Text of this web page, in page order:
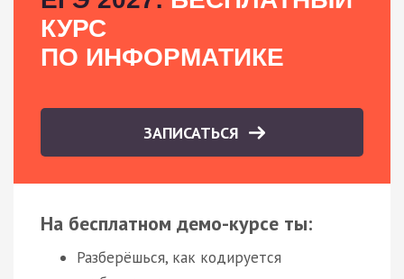
КУРС
ПО ИНФОРМАТИКЕ
ЗАПИСАТЬСЯ
На бесплатном демо-курсе ты:
Разберёшься, как кодируется